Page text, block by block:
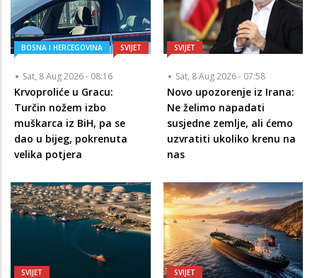
BOSNA I HERCEGOVINA SVIJET
Sat, 8 Aug 2026 - 08:16
Krvoproliće u Gracu:
Turčin nožem izbo
muškarca iz BiH, pa se
dao u bijeg, pokrenuta
velika potjera
SVIJET
Sat, 8 Aug 2026 - 07:58
Novo upozorenje iz Irana:
Ne želimo napadati
susjedne zemlje, ali ćemo
uzvratiti ukoliko krenu na
nas
SVIJET SVIJET